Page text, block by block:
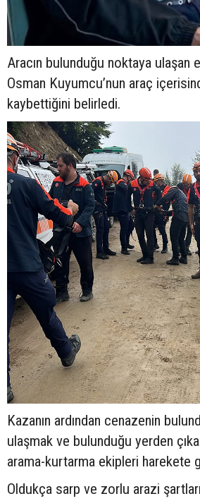
Aracın bulunduğu noktaya ulaşan
Osman Kuyumcu’nun araç
kaybettiğini belirledi.
Kazanın ardından cenazenin
ulaşmak ve bulunduğu yerden
arama-kurtarma ekipleri harekete
Oldukça sarp ve zorlu arazi